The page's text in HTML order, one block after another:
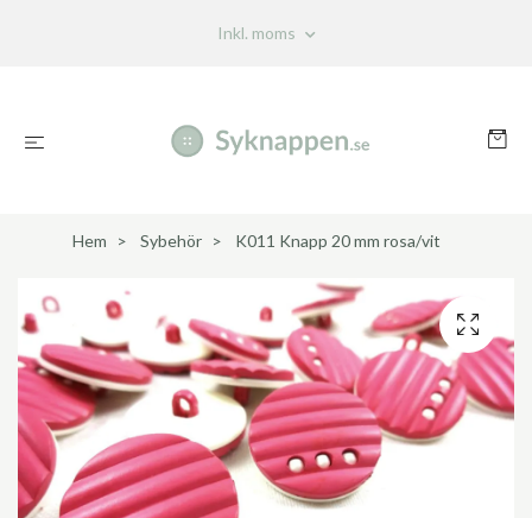
Inkl. moms
Hem Sybehör K011 Knapp 20 mm rosa/vit